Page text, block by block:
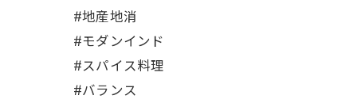
#地産地消
#モダンインド
#スパイス料理
#バランス